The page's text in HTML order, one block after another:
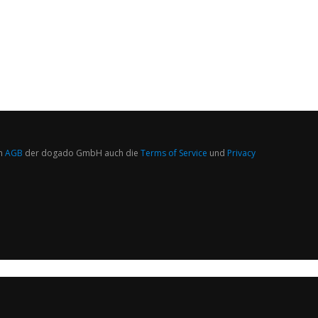
AGB der dogado GmbH auch die Terms of Service und Privacy